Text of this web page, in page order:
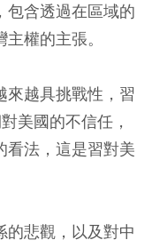
包含透過在區域的
權的主張。
來越具挑戰性，習
美國的不信任，
看法，這是習對美
的悲觀，以及對中